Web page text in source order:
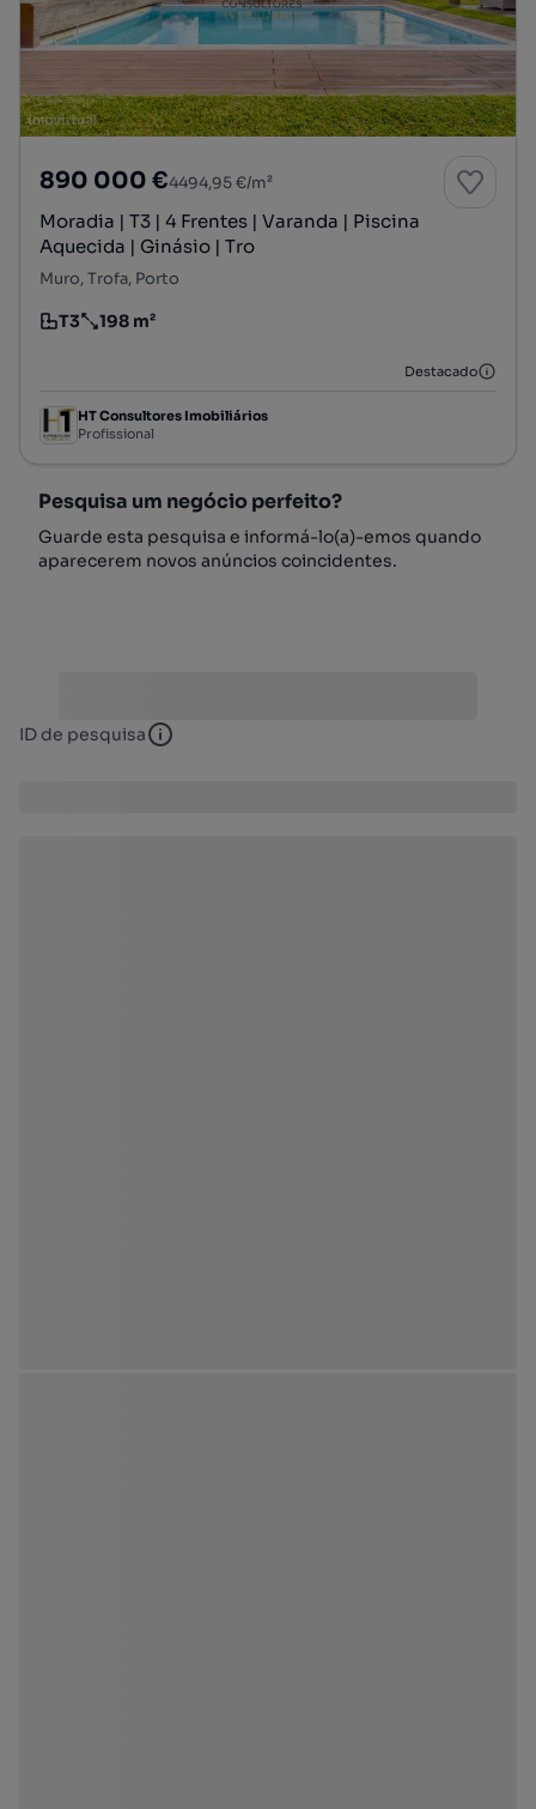
890 000 €4494,95 €/m²
Moradia | T3 | 4 Frentes | Varanda | Piscina
Aquecida | Ginásio | Tro
Muro, Trofa, Porto
Tipologia
T3
Preço por metro quadrado
198 m²
Destacado
HT Consultores Imobiliários
Profissional
Pesquisa um negócio perfeito?
Guarde esta pesquisa e informá-lo(a)-emos quando
aparecerem novos anúncios coincidentes.
ID de pesquisa ID de pesquisa